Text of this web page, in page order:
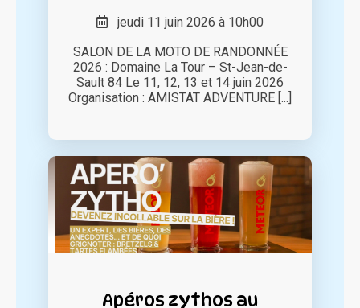
jeudi 11 juin 2026 à 10h00
SALON DE LA MOTO DE RANDONNÉE
2026 : Domaine La Tour – St-Jean-de-
Sault 84 Le 11, 12, 13 et 14 juin 2026
Organisation : AMISTAT ADVENTURE [...]
Apéros zythos au